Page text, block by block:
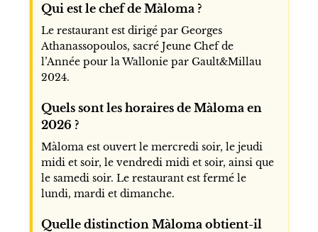
Qui est le chef de Màloma ?
Le restaurant est dirigé par Georges
Athanassopoulos, sacré Jeune Chef de
l’Année pour la Wallonie par Gault&Millau
2024.
Quels sont les horaires de Màloma en
2026 ?
Màloma est ouvert le mercredi soir, le jeudi
midi et soir, le vendredi midi et soir, ainsi que
le samedi soir. Le restaurant est fermé le
lundi, mardi et dimanche.
Quelle distinction Màloma obtient-il